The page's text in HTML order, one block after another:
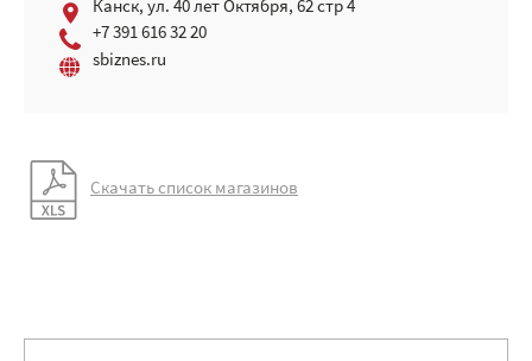
Канск, ул. 40 лет Октября, 62 стр 4
+7 391 616 32 20
sbiznes.ru
Скачать список магазинов